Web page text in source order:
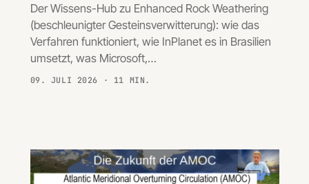
Der Wissens-Hub zu Enhanced Rock Weathering
(beschleunigter Gesteinsverwitterung): wie das
Verfahren funktioniert, wie InPlanet es in Brasilien
umsetzt, was Microsoft,…
09. JULI 2026 · 11 MIN.